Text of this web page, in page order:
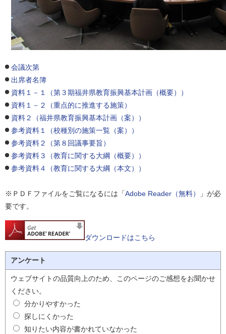
会議次第
出席者名簿
資料１－１（第３期福井県教育振興基本計画（概要））
資料１－２（重点的に推進する施策）
資料２（福井県教育振興基本計画（案））
参考資料１（校種別の施策一覧（案））
参考資料２（第８回議事要旨）
参考資料３（教育に関する大綱（概要））
参考資料４（教育に関する大綱（本文））
※ＰＤＦファイルをご覧になるには「Adobe Reader（無料）
」が必
要です。
ダウンロードはこちら
アンケート
ウェブサイトの品質向上のため、このページのご感想をお聞かせ
ください。
分かりやすかった
探しにくかった
知りたい内容が書かれていなかった